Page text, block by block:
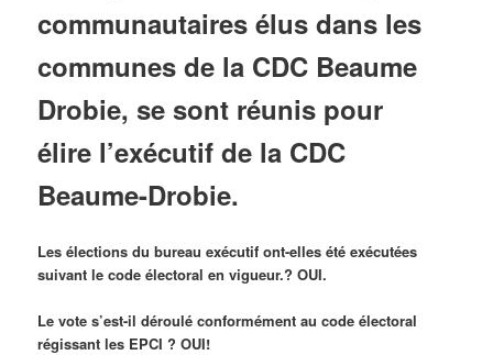
communautaires élus dans les
communes de la CDC Beaume
Drobie, se sont réunis pour
élire l’exécutif de la CDC
Beaume-Drobie.
Les élections du bureau exécutif ont-elles été exécutées
suivant le code électoral en vigueur.? OUI.
Le vote s’est-il déroulé conformément au code électoral
régissant les EPCI ? OUI!